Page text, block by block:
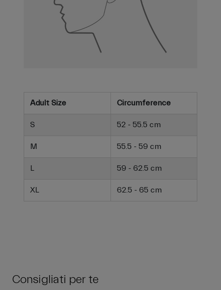
Adult Size Circumference
S 52 - 55.5 cm
M 55.5 - 59 cm
L 59 - 62.5 cm
XL 62.5 - 65 cm
Consigliati per te